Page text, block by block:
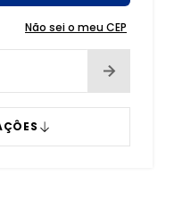
Não sei o meu CEP